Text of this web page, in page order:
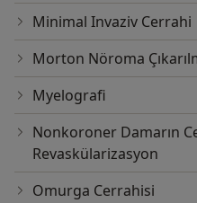
Minimal Invaziv Cerrahi
Morton Nöroma
Myelografi
Nonkoroner Damarın
Revaskülarizasyon
Omurga Cerrahisi